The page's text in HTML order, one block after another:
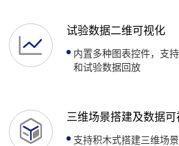
试验数据二维可视化
内置多种图表控件，支
和试验数据回放
三维场景搭建及数据可
支持积木式搭建三维场